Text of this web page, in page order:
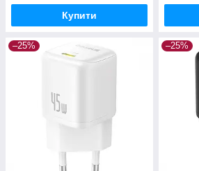
Купити
–25% –25%